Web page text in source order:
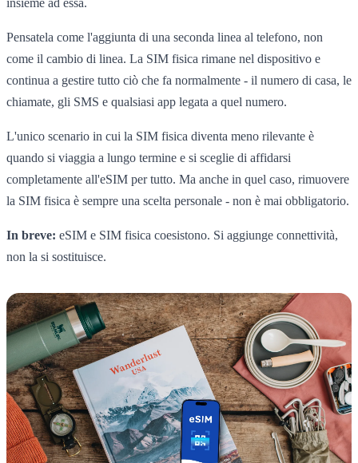
Pensatela come l'aggiunta di una seconda linea al telefono, non
come il cambio di linea. La SIM fisica rimane nel dispositivo e
continua a gestire tutto ciò che fa normalmente - il numero di casa, le
chiamate, gli SMS e qualsiasi app legata a quel numero.
L'unico scenario in cui la SIM fisica diventa meno rilevante è
quando si viaggia a lungo termine e si sceglie di affidarsi
completamente all'eSIM per tutto. Ma anche in quel caso, rimuovere
la SIM fisica è sempre una scelta personale - non è mai obbligatorio.
In breve: eSIM e SIM fisica coesistono. Si aggiunge connettività,
non la si sostituisce.